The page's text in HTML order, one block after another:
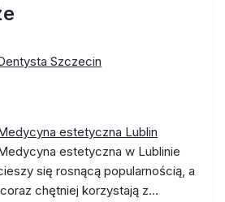
Szczecin
estetyczna Lublin
estetyczna w Lublinie
się rosnącą popularnością, a
chętniej korzystają z…